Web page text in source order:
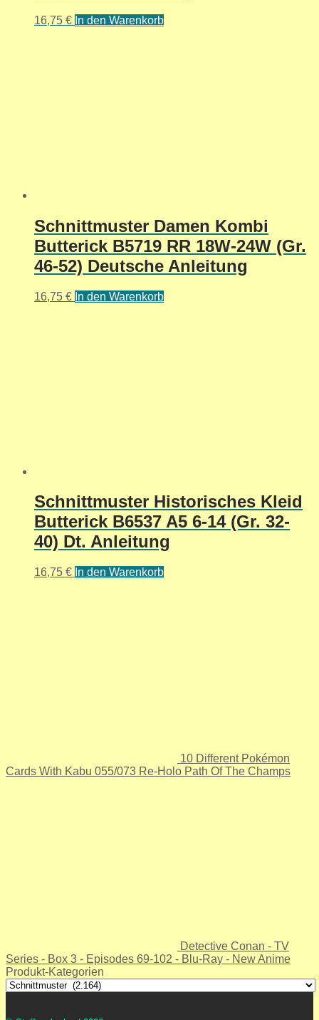
16,75 € In den Warenkorb
Schnittmuster Damen Kombi
Butterick B5719 RR 18W-24W (Gr.
46-52) Deutsche Anleitung
16,75 € In den Warenkorb
Schnittmuster Historisches Kleid
Butterick B6537 A5 6-14 (Gr. 32-
40) Dt. Anleitung
16,75 € In den Warenkorb
10 Different Pokémon
Cards With Kabu 055/073 Re-Holo Path Of The Champs
Detective Conan - TV
Series - Box 3 - Episodes 69-102 - Blu-Ray - New Anime
Produkt-Kategorien